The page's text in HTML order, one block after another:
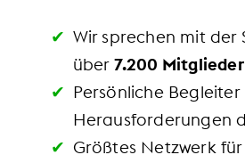
Wir sprechen mit der
über 7.200 Mitglieder
Persönliche Begleiter
Herausforderungen
Größtes Netzwerk für